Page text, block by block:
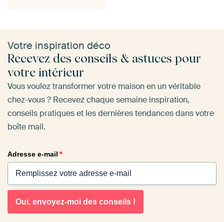
Votre inspiration déco
Recevez des conseils & astuces pour
votre intérieur
Vous voulez transformer votre maison en un véritable
chez-vous ? Recevez chaque semaine inspiration,
conseils pratiques et les dernières tendances dans votre
boîte mail.
Adresse e-mail *
Oui, envoyez-moi des conseils !